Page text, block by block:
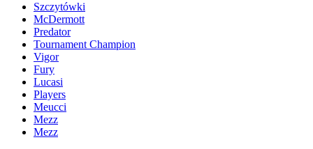
Szczytówki
McDermott
Predator
Tournament Champion
Vigor
Fury
Lucasi
Players
Meucci
Mezz
Mezz